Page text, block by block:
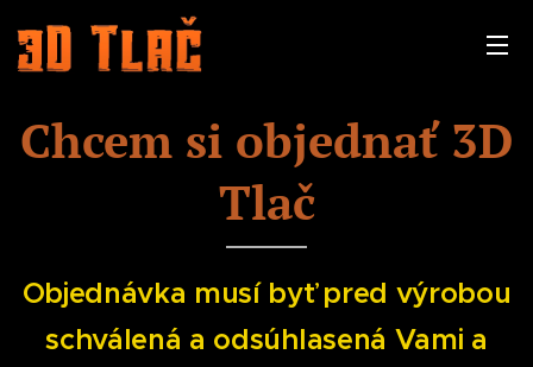
Chcem si objednať 3D
Tlač
Objednávka musí byť pred výrobou
schválená a odsúhlasená Vami a